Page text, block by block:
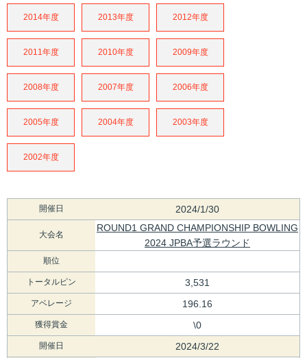
2014年度 2013年度 2012年度
2011年度 2010年度 2009年度
2008年度 2007年度 2006年度
2005年度 2004年度 2003年度
2002年度
開催日 2024/1/30
大会名
ROUND1 GRAND CHAMPIONSHIP BOWLING
2024 JPBA予選ラウンド
順位
トータルピン 3,531
アベレージ 196.16
獲得賞金 \0
開催日 2024/3/22